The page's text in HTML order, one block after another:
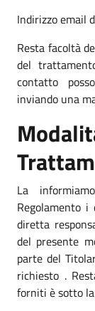
Indirizzo email
Resta facoltà
del
contatto
inviando una
La
Regolamento
diretta
del presente
parte del
richiesto .
forniti è sotto